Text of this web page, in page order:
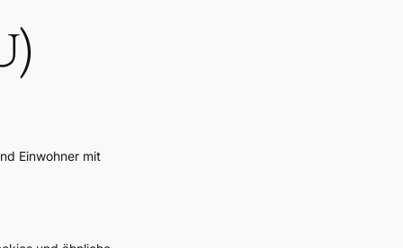
Einwohner mit